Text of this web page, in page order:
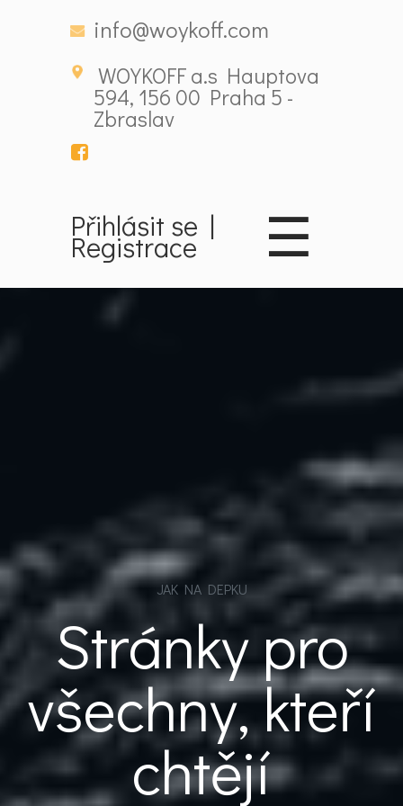
info@woykoff.com
WOYKOFF a.s Hauptova
594, 156 00 Praha 5 -
Zbraslav
Přihlásit se |
Registrace ☰
JAK NA DEPKU
Stránky pro
všechny, kteří
chtějí